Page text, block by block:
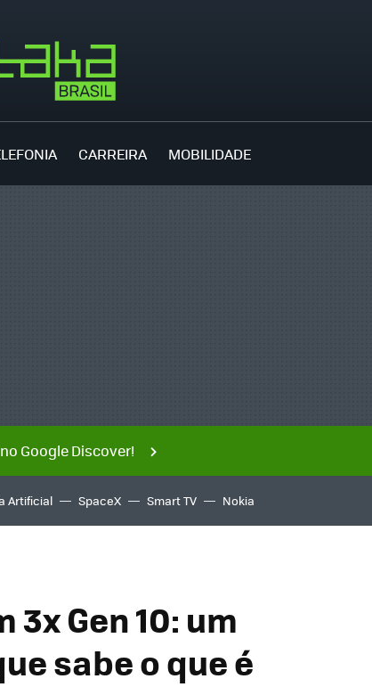
CARREIRA MOBILIDADE
Google Discover!
Artificial SpaceX Smart TV Nokia
Gen 10: um
sabe o que é